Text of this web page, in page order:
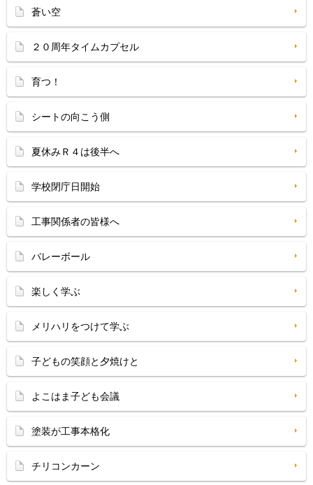
蒼い空
２０周年タイムカプセル
育つ！
シートの向こう側
夏休みＲ４は後半へ
学校閉庁日開始
工事関係者の皆様へ
バレーボール
楽しく学ぶ
メリハリをつけて学ぶ
子どもの笑顔と夕焼けと
よこはま子ども会議
塗装が工事本格化
チリコンカーン